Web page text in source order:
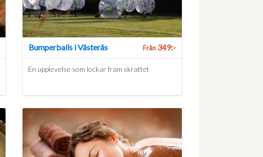
Bumperballs i Västerås Från349:-
En upplevelse som lockar fram skrattet